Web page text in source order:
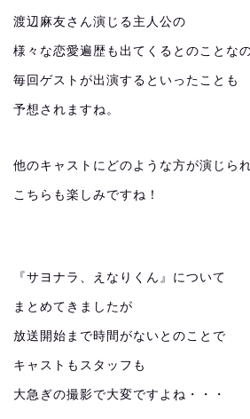
渡辺麻友さん演じる主人公の
様々な恋愛遍歴も出てくるとのことな
毎回ゲストが出演するといったことも
予想されますね。
他のキャストにどのような方が演じら
こちらも楽しみですね！
『サヨナラ、えなりくん』について
まとめてきましたが
放送開始まで時間がないとのことで
キャストもスタッフも
大急ぎの撮影で大変ですよね・・・